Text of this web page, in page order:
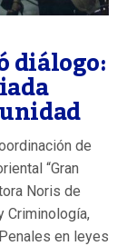
diálogo:
de
“Gran
Noris de
Criminología,
en leyes